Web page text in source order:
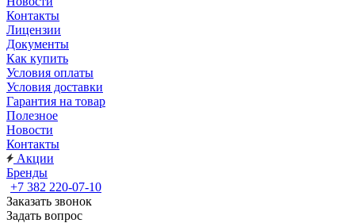
Контакты
Лицензии
Документы
Как купить
Условия оплаты
Условия доставки
Гарантия на товар
Полезное
Новости
Контакты
Акции
Бренды
+7 382 220-07-10
Заказать звонок
Задать вопрос